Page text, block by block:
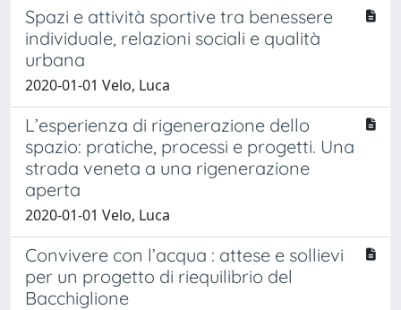
Spazi e attività sportive tra benessere
individuale, relazioni sociali e qualità
urbana
2020-01-01 Velo, Luca
L’esperienza di rigenerazione dello
spazio: pratiche, processi e progetti. Una
strada veneta a una rigenerazione
aperta
2020-01-01 Velo, Luca
Convivere con l’acqua : attese e sollievi
per un progetto di riequilibrio del
Bacchiglione